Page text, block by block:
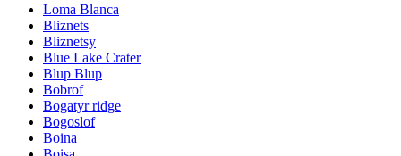
Loma Blanca
Bliznets
Bliznetsy
Blue Lake Crater
Blup Blup
Bobrof
Bogatyr ridge
Bogoslof
Boina